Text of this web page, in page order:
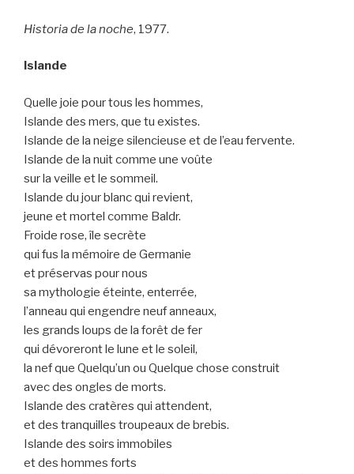
Historia de la noche, 1977.
Islande
Quelle joie pour tous les hommes,
Islande des mers, que tu existes.
Islande de la neige silencieuse et de l’eau fervente.
Islande de la nuit comme une voûte
sur la veille et le sommeil.
Islande du jour blanc qui revient,
jeune et mortel comme Baldr.
Froide rose, île secrète
qui fus la mémoire de Germanie
et préservas pour nous
sa mythologie éteinte, enterrée,
l’anneau qui engendre neuf anneaux,
les grands loups de la forêt de fer
qui dévoreront le lune et le soleil,
la nef que Quelqu’un ou Quelque chose construit
avec des ongles de morts.
Islande des cratères qui attendent,
et des tranquilles troupeaux de brebis.
Islande des soirs immobiles
et des hommes forts